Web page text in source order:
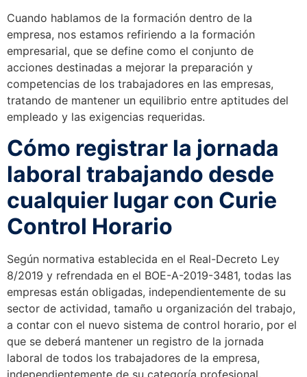
Cuando hablamos de la formación dentro de la
empresa, nos estamos refiriendo a la formación
empresarial, que se define como el conjunto de
acciones destinadas a mejorar la preparación y
competencias de los trabajadores en las empresas,
tratando de mantener un equilibrio entre aptitudes del
empleado y las exigencias requeridas.
Cómo registrar la jornada
laboral trabajando desde
cualquier lugar con Curie
Control Horario
Según normativa establecida en el Real-Decreto Ley
8/2019 y refrendada en el BOE-A-2019-3481, todas las
empresas están obligadas, independientemente de su
sector de actividad, tamaño u organización del trabajo,
a contar con el nuevo sistema de control horario, por el
que se deberá mantener un registro de la jornada
laboral de todos los trabajadores de la empresa,
independientemente de su categoría profesional.